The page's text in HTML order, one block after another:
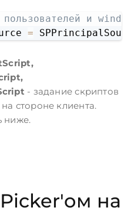
и
=
Copy
- задание скриптов
стороне клиента.
ниже.
на